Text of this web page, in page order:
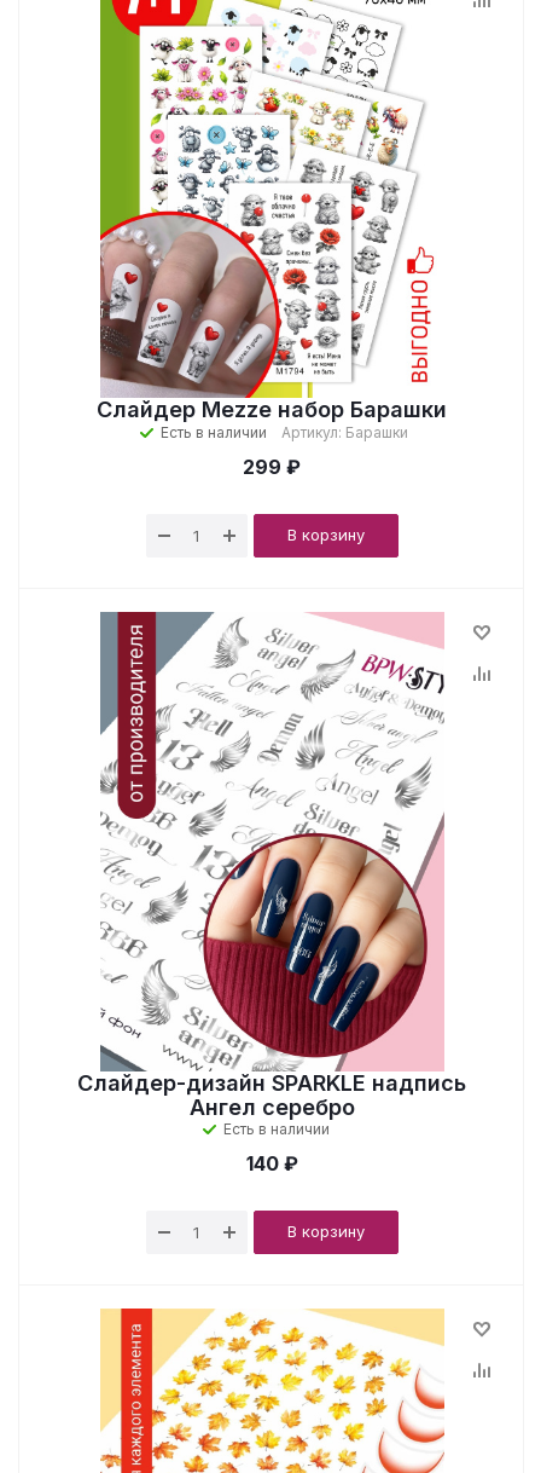
Слайдер Mezze набор Барашки
Есть в наличии Артикул: Барашки
299 ₽
В корзину
Слайдер-дизайн SPARKLE надпись
Ангел серебро
Есть в наличии
140 ₽
В корзину